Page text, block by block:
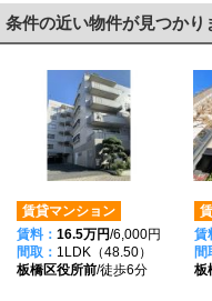
条件の近い物件が見つかり
賃貸マンション
賃料： 16.5万円/6,000円
間取： 1LDK（48.50）
板橋区役所前/徒歩6分
賃
間
板